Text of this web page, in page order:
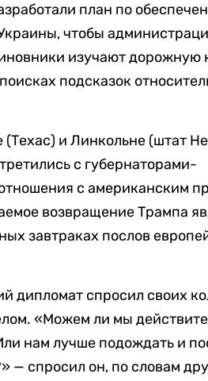
план по
чтобы
изучают дорожную
подсказок
и Линкольне (штат
с губернаторами-
с американским
возвращение Трампа
завтраках послов
дипломат спросил своих
«Можем ли мы
нам лучше подождать и
— спросил он, по словам